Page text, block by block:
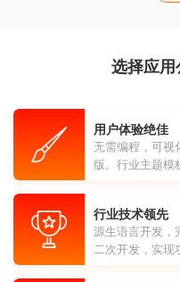
选择应用
用户体验绝佳
无需编程，可视
版。行业主题模
行业技术领先
源生语言开发，
二次开发，实现